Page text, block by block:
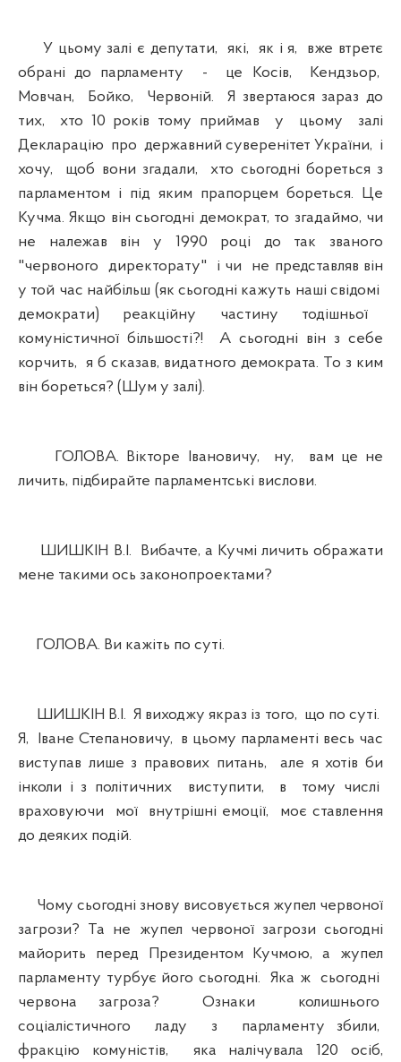
У цьому залі є депутати, які, як і я, вже втретє
обрані до парламенту - це Косів, Кендзьор,
Мовчан, Бойко, Червоній. Я звертаюся зараз до
тих, хто 10 років тому приймав у цьому залі
Декларацію про державний суверенітет України, і
хочу, щоб вони згадали, хто сьогодні бореться з
парламентом і під яким прапорцем бореться. Це
Кучма. Якщо він сьогодні демократ, то згадаймо, чи
не належав він у 1990 році до так званого
"червоного директорату" і чи не представляв він
у той час найбільш (як сьогодні кажуть наші свідомі
демократи) реакційну частину тодішньої
комуністичної більшості?! А сьогодні він з себе
корчить, я б сказав, видатного демократа. То з ким
він бореться? (Шум у залі).
ГОЛОВА. Вікторе Івановичу, ну, вам це не
личить, підбирайте парламентські вислови.
ШИШКІН В.І. Вибачте, а Кучмі личить ображати
мене такими ось законопроектами?
ГОЛОВА. Ви кажіть по суті.
ШИШКІН В.І. Я виходжу якраз із того, що по суті.
Я, Іване Степановичу, в цьому парламенті весь час
виступав лише з правових питань, але я хотів би
інколи і з політичних виступити, в тому числі
враховуючи мої внутрішні емоції, моє ставлення
до деяких подій.
Чому сьогодні знову висовується жупел червоної
загрози? Та не жупел червоної загрози сьогодні
майорить перед Президентом Кучмою, а жупел
парламенту турбує його сьогодні. Яка ж сьогодні
червона загроза? Ознаки колишнього
соціалістичного ладу з парламенту збили,
фракцію комуністів, яка налічувала 120 осіб,